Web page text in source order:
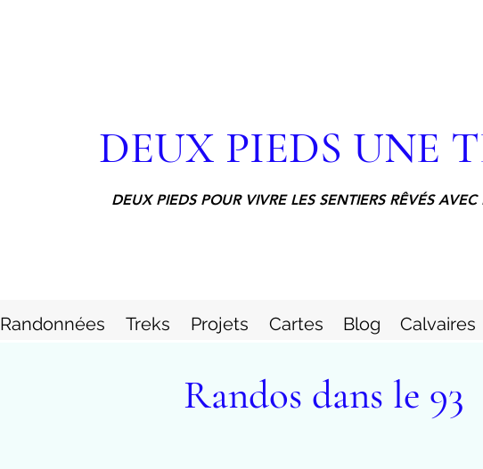
DEUX PIEDS UNE
DEUX PIEDS POUR VIVRE LES SENTIERS RÊVÉS
Randonnées Treks Projets Cartes Blog Calvaires
Randos dans le 93